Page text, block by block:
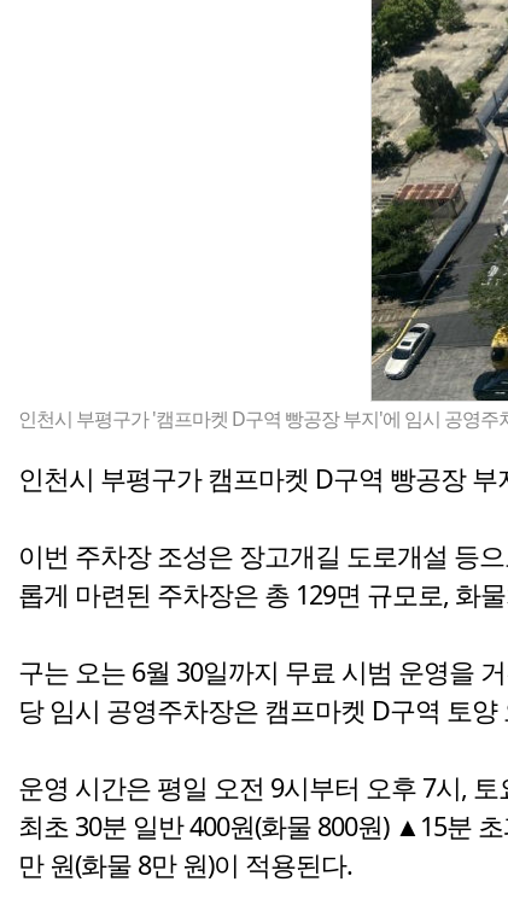
인천시 부평구가 '캠프마켓 D구역 빵공장 부지'에 임시 공영
인천시 부평구가 캠프마켓 D구역 빵공장
이번 주차장 조성은 장고개길 도로개설 등
롭게 마련된 주차장은 총 129면 규모로, 화
구는 오는 6월 30일까지 무료 시범 운영을
당 임시 공영주차장은 캠프마켓 D구역 토
운영 시간은 평일 오전 9시부터 오후 7시,
최초 30분 일반 400원(화물 800원) ▲15분
만 원(화물 8만 원)이 적용된다.